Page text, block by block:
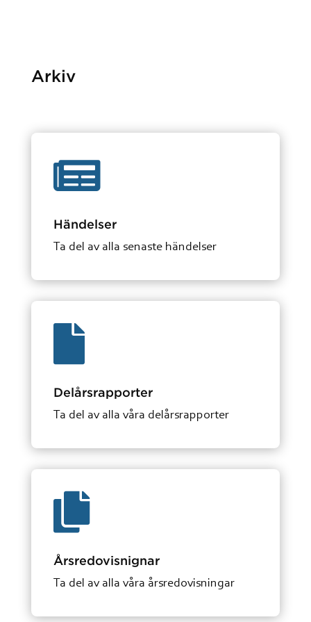
Arkiv

Händelser
Ta del av alla senaste händelser

Delårsrapporter
Ta del av alla våra delårsrapporter

Årsredovisnignar
Ta del av alla våra årsredovisningar